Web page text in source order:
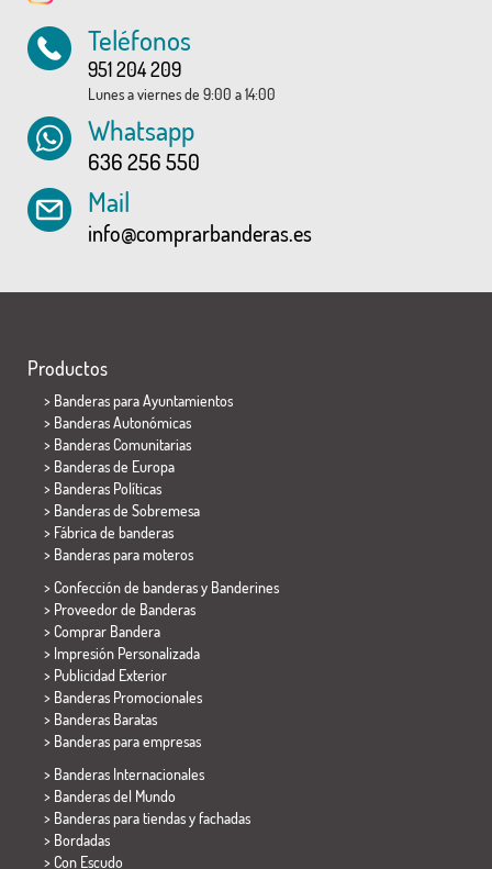
Teléfonos
951 204 209
Lunes a viernes de 9:00 a 14:00
Whatsapp
636 256 550
Mail
info@comprarbanderas.es
Productos
> Banderas para Ayuntamientos
> Banderas Autonómicas
> Banderas Comunitarias
> Banderas de Europa
> Banderas Políticas
> Banderas de Sobremesa
> Fábrica de banderas
> Banderas para moteros
> Confección de banderas y Banderines
> Proveedor de Banderas
> Comprar Bandera
> Impresión Personalizada
> Publicidad Exterior
> Banderas Promocionales
> Banderas Baratas
> Banderas para empresas
> Banderas Internacionales
> Banderas del Mundo
> Banderas para tiendas y fachadas
> Bordadas
> Con Escudo